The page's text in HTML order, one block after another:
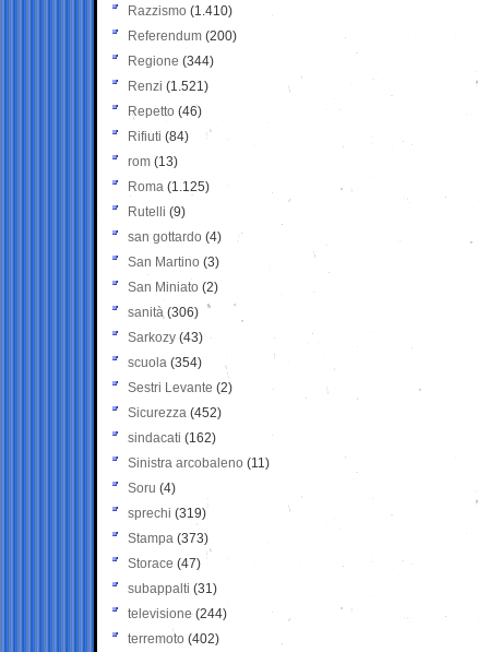
Razzismo (1.410)
Referendum (200)
Regione (344)
Renzi (1.521)
Repetto (46)
Rifiuti (84)
rom (13)
Roma (1.125)
Rutelli (9)
san gottardo (4)
San Martino (3)
San Miniato (2)
sanità (306)
Sarkozy (43)
scuola (354)
Sestri Levante (2)
Sicurezza (452)
sindacati (162)
Sinistra arcobaleno (11)
Soru (4)
sprechi (319)
Stampa (373)
Storace (47)
subappalti (31)
televisione(244)
terremoto (402)